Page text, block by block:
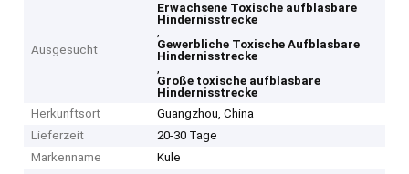
Ausgesucht
Erwachsene Toxische aufblasbare
Hindernisstrecke
,
Gewerbliche Toxische Aufblasbare
Hindernisstrecke
,
Große toxische aufblasbare
Hindernisstrecke
Herkunftsort
Guangzhou, China
Lieferzeit
20-30 Tage
Markenname
Kule